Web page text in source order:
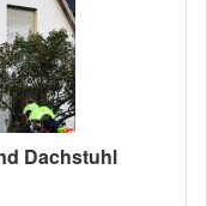
Dachstuhl